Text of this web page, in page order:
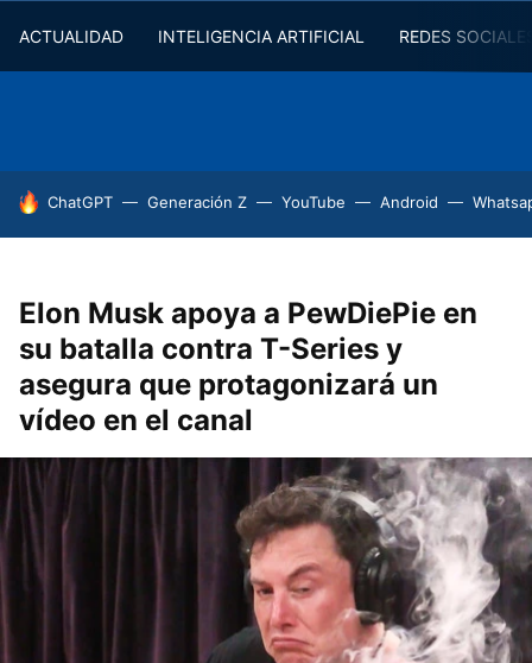
ACTUALIDAD INTELIGENCIA ARTIFICIAL REDES
HOY SE HABLA DE
ChatGPT Generación Z YouTube Android
Elon Musk apoya a PewDiePie en
su batalla contra T-Series y
asegura que protagonizará un
vídeo en el canal